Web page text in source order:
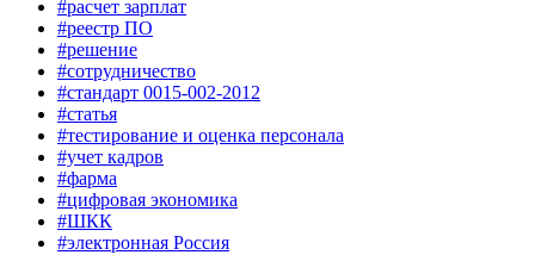
#расчет зарплат
#реестр ПО
#решение
#сотрудничество
#стандарт 0015-002-2012
#статья
#тестирование и оценка персонала
#учет кадров
#фарма
#цифровая экономика
#ШКК
#электронная Россия